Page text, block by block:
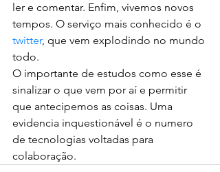
ler e comentar. Enfim, vivemos novos
tempos. O serviço mais conhecido é o
twitter, que vem explodindo no mundo
todo.
O importante de estudos como esse é
sinalizar o que vem por aí e permitir
que antecipemos as coisas. Uma
evidencia inquestionável é o numero
de tecnologias voltadas para
colaboração.